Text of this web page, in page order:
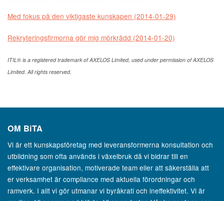
Med fokus på den viktigaste kunskapen (2014-01-29)
Rekryteringsfirmorna gör mig mörkrädd (2014-01-20)
ITIL® is a registered trademark of AXELOS Limited, used under permission of AXELOS
Limited. All rights reserved.
OM BiTA
Vi är ett kunskapsföretag med leveransformerna konsultation och
utbildning som ofta används i växelbruk då vi bidrar till en
effektivare organisation, motiverade team eller att säkerställa att
er verksamhet är compliance med aktuella förordningar och
ramverk. I allt vi gör utmanar vi byråkrati och ineffektivitet. Vi är